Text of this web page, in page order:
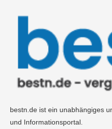
bestn.de ist ein unabhängiges
und Informationsportal.